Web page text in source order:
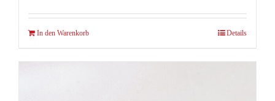
In den Warenkorb Details